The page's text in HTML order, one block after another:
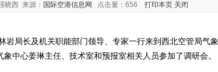
晓西 来源： 国际空港信息网 点击量： 656 打印本页 关闭
局长及机关职能部门领导、专家一行来到西北空管局气象
中心姜琳主任、技术室和预报室相关人员参加了调研会。